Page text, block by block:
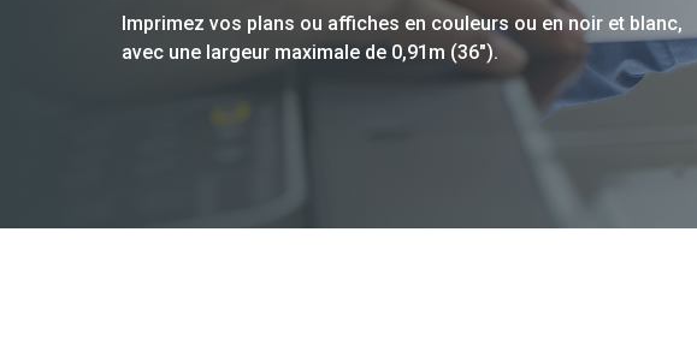
Imprimez vos plans ou affiches en couleurs ou en noir et blanc,
avec une largeur maximale de 0,91m (36").